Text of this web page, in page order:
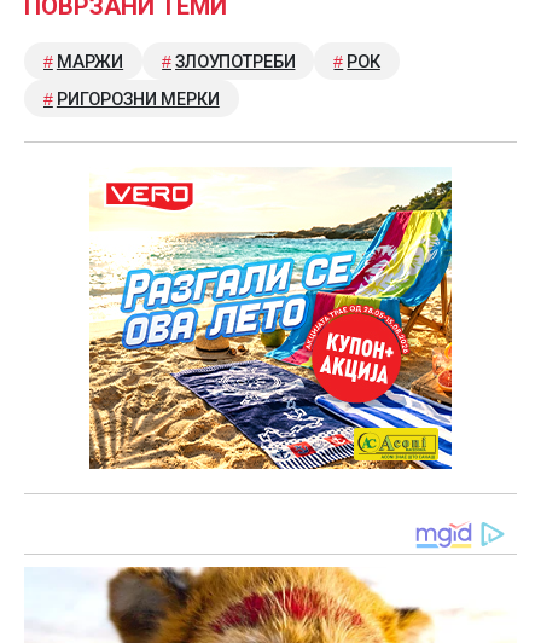
ПОВРЗАНИ ТЕМИ
МАРЖИ ЗЛОУПОТРЕБИ
РОК
РИГОРОЗНИ МЕРКИ